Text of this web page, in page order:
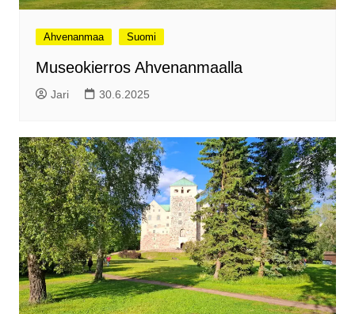
Ahvenanmaa Suomi
Museokierros Ahvenanmaalla
Jari 30.6.2025